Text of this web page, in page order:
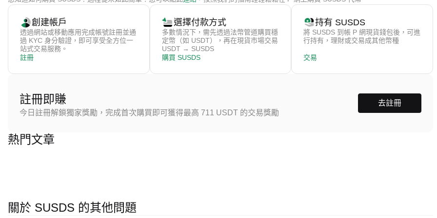
創建帳戶
透過網站或移動應用完成帳號註冊並通
過 KYC 身分驗證，即可享受全方位一
站式交易服務。
註冊
選擇付款方式
多數情況下，需先透過法幣管道購買穩
定幣（如 USDT），再在現貨市場交易
USDT → SUSDS
購買 SUSDS
持有 SUSDS
將 SUSDS 到帳 P 網現貨錢包後，可進
行持有，理財或交易成其他幣種
交易
註冊即賺
今日註冊解鎖獨家獎勵，完成首次購買即可獲得最高 711 USDT 的交易獎勵
去註冊
熱門文章
關於 SUSDS 的其他問題